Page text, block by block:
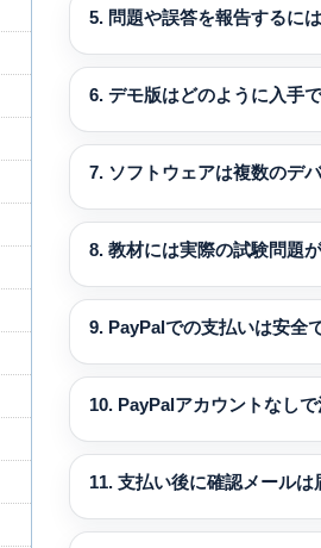
5. 問題や誤答を報告するに
6. デモ版はどのように入手
7. ソフトウェアは複数のデ
8. 教材には実際の試験問題
9. PayPalでの支払いは安全
10. PayPalアカウントなし
11. 支払い後に確認メールは